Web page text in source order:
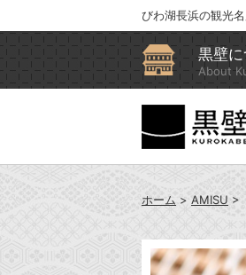
びわ湖長浜の観光
黒壁
About
ホーム > AMISU >